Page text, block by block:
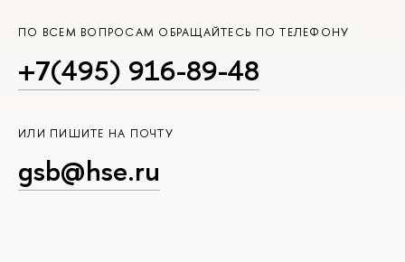
ПО ВСЕМ ВОПРОСАМ ОБРАЩАЙТЕСЬ ПО ТЕЛЕФОНУ
+7(495) 916-89-48
ИЛИ ПИШИТЕ НА ПОЧТУ
gsb@hse.ru